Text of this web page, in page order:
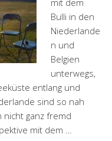
mit dem
Bulli in den
Niederlande
n und
Belgien
unterwegs,
entlang und
sind so nah
nicht ganz fremd
mit dem …